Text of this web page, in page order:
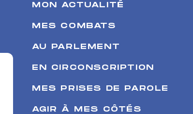
MON ACTUALITÉ
MES COMBATS
AU PARLEMENT
EN CIRCONSCRIPTION
MES PRISES DE PAROLE
AGIR À MES CÔTÉS